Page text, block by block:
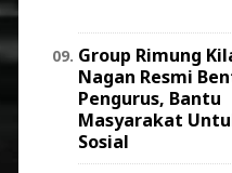
Group Rimung
Nagan Resmi
Pengurus, Bantu
Masyarakat
Sosial